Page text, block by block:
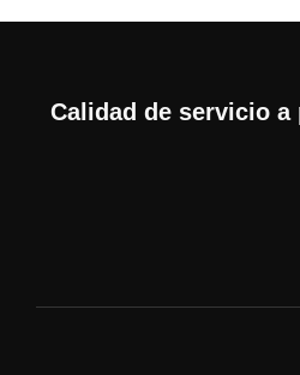
Calidad de servicio a